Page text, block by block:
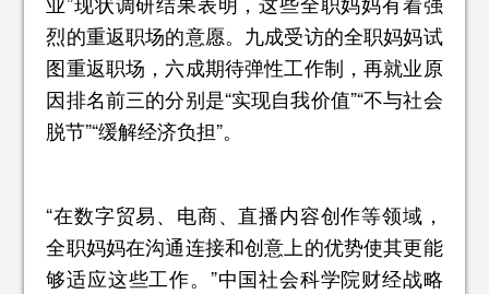
烈的重返职场的意愿。九成受访的全职妈妈试
图重返职场，六成期待弹性工作制，再就业原
因排名前三的分别是“实现自我价值”“不与社会
脱节”“缓解经济负担”。
“在数字贸易、电商、直播内容创作等领域，
全职妈妈在沟通连接和创意上的优势使其更能
够适应这些工作。”中国社会科学院财经战略